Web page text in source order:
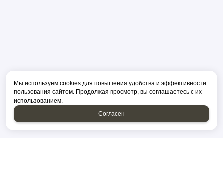
Мы используем cookies для повышения удобства и эффективности
пользования сайтом. Продолжая просмотр, вы соглашаетесь с их
использованием.
Согласен